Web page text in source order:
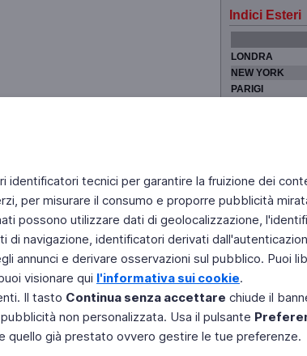
tecnici per garantire la fruizione dei
per misurare il consumo e proporre pubblicità
possono utilizzare dati di geolocalizzazione,
navigazione, identificatori derivati
annunci e derivare osservazioni sul pubblico. Puoi
visionare qui l'informativa sui cookie.
Il tasto Continua senza accettare chiude il
non personalizzata. Usa il pulsante
quello già prestato ovvero gestire le tue preferenze.
Indici Esteri
LONDRA
NEW YORK
PARIGI
tua Home Page Chi Siamo
© 2011 Rai - Tutti i diritti riservati
by RAI - Reti e Piattaforme